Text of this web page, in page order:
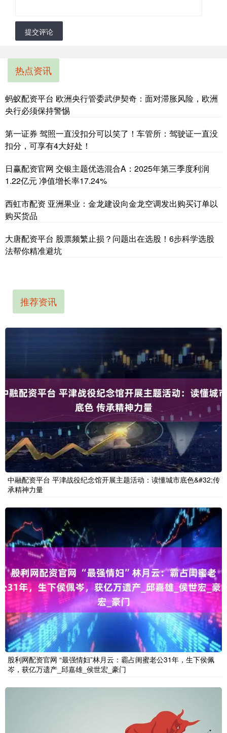
提交评论
热点资讯
蚂蚁配资平台 欧洲央行管委武伊契奇：面对滞胀风险，欧洲
央行必须保持警惕
第一证券 驾照一直没扣分可以笑了！车管所：驾驶证一直没
扣分，可享有4大好处！
日赢配资官网 交银主题优选混合A：2025年第三季度利润
1.22亿元 净值增长率17.24%
西虹市配资 亚洲果业：金龙建设向金龙空调发出购买订单以
购买货品
大唐配资平台 股票频繁止损？问题出在选股！6步科学选股
法帮你精准避坑
推荐资讯
中融配资平台 平津战役纪念馆开展主题活动：读懂城市底色&#32;传
承精神力量
股利网配资官网 “最强情妇”林月云：霸占闺蜜老公31年，生下侯佩
岑，获亿万遗产_邱嘉雄_侯世宏_豪门